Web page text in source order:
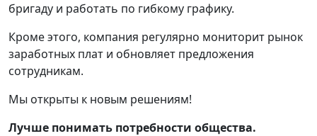
бригаду и работать по гибкому графику.
Кроме этого, компания регулярно мониторит рынок
заработных плат и обновляет предложения
сотрудникам.
Мы открыты к новым решениям!
Лучше понимать потребности общества.